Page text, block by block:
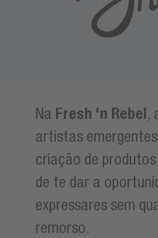
Na Fresh 'n Rebel,
artistas
criação de
de te dar a
expressares sem
remorso.